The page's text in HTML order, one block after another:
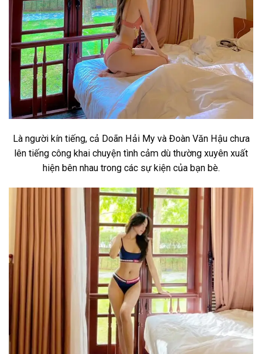
Là người kín tiếng, cả Doãn Hải My và Đoàn Văn Hậu chưa
lên tiếng công khai chuyện tình cảm dù thường xuyên xuất
hiện bên nhau trong các sự kiện của bạn bè.